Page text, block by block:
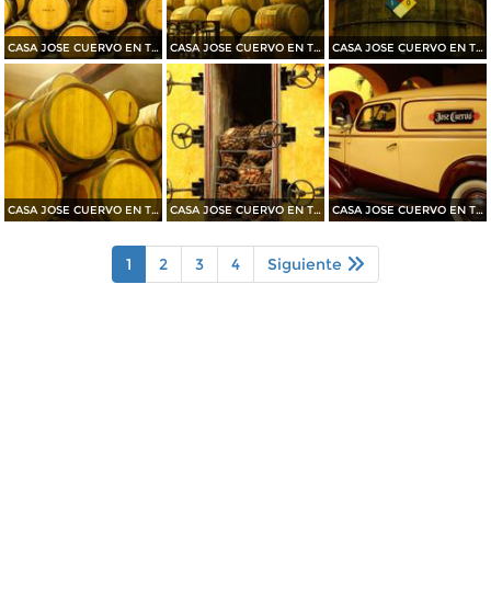
CASA JOSE CUERVO EN TEQUILA 2015 CASA JOSE CUERVO EN TEQUILA 2015 CASA JOSE CUERVO EN TEQUILA 2015
CASA JOSE CUERVO EN TEQUILA 2015 CASA JOSE CUERVO EN TEQUILA 2015 CASA JOSE CUERVO EN TEQUILA 2015
1 2 3 4 Siguiente